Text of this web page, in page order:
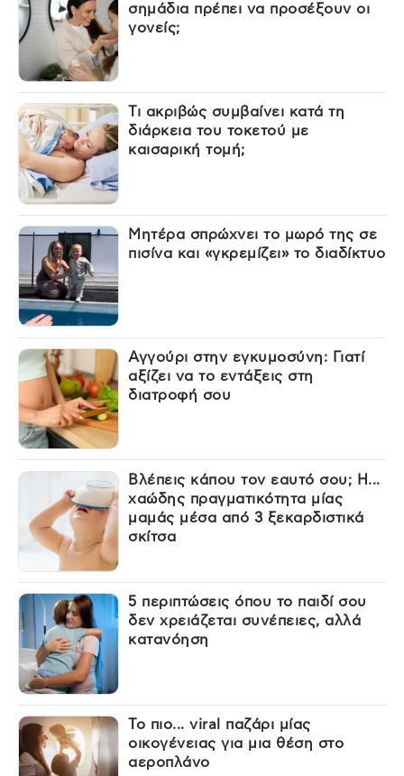
σημάδια πρέπει να προσέξουν οι
γονείς;
Τι ακριβώς συμβαίνει κατά τη
διάρκεια του τοκετού με
καισαρική τομή;
Μητέρα σπρώχνει το μωρό της σε
πισίνα και «γκρεμίζει» το διαδίκτυο
Αγγούρι στην εγκυμοσύνη: Γιατί
αξίζει να το εντάξεις στη
διατροφή σου
Βλέπεις κάπου τον εαυτό σου; Η...
χαώδης πραγματικότητα μίας
μαμάς μέσα από 3 ξεκαρδιστικά
σκίτσα
5 περιπτώσεις όπου το παιδί σου
δεν χρειάζεται συνέπειες, αλλά
κατανόηση
Το πιο... viral παζάρι μίας
οικογένειας για μια θέση στο
αεροπλάνο